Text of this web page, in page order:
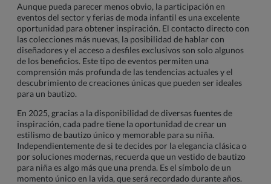
Aunque pueda parecer menos obvio, la participación en
eventos del sector y ferias de moda infantil es una excelente
oportunidad para obtener inspiración. El contacto directo con
las colecciones más nuevas, la posibilidad de hablar con
diseñadores y el acceso a desfiles exclusivos son solo algunos
de los beneficios. Este tipo de eventos permiten una
comprensión más profunda de las tendencias actuales y el
descubrimiento de creaciones únicas que pueden ser ideales
para un bautizo.
En 2025, gracias a la disponibilidad de diversas fuentes de
inspiración, cada padre tiene la oportunidad de crear un
estilismo de bautizo único y memorable para su niña.
Independientemente de si te decides por la elegancia clásica o
por soluciones modernas, recuerda que un vestido de bautizo
para niña es algo más que una prenda. Es el símbolo de un
momento único en la vida, que será recordado durante años.